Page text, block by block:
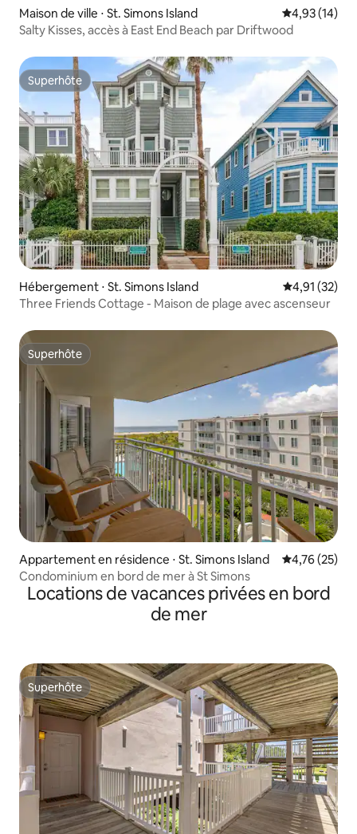
Maison de ville ⋅ St. Simons Island Évaluation
4,93 (14)
Salty Kisses, accès à East End Beach par Driftwood
Superhôte
Superhôte
Hébergement ⋅ St. Simons Island Évaluation
4,91 (32)
Three Friends Cottage - Maison de plage avec ascenseur
Superhôte
Superhôte
Appartement en résidence ⋅ St. Simons Island Évaluation
4,76 (25)
Condominium en bord de mer à St Simons
Locations de vacances privées en bord
de mer
Superhôte
Superhôte